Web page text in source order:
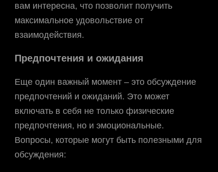
вам интересна, что позволит получить
максимальное удовольствие от
взаимодействия.
Предпочтения и ожидания
Еще один важный момент – это обсуждение
предпочтений и ожиданий. Это может
включать в себя не только физические
предпочтения, но и эмоциональные.
Вопросы, которые могут быть полезными для
обсуждения: